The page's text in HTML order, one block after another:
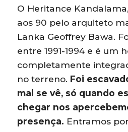
O Heritance
aos 90 pelo arquiteto
Lanka Geoffrey Bawa.
entre 1991-1994 e é um
completamente
no terreno. Foi
mal se vê, só quando
chegar nos
presença. Entramos